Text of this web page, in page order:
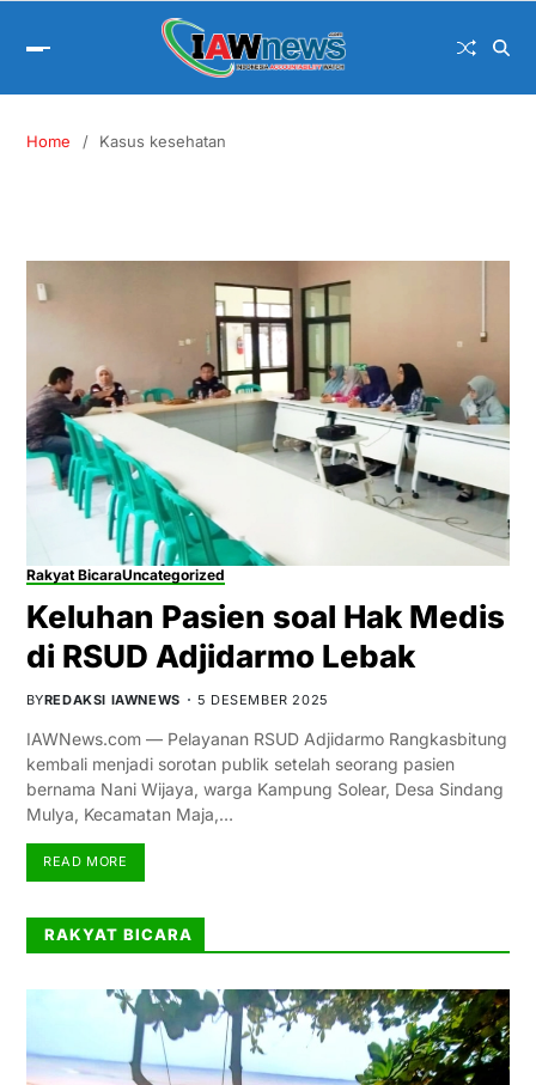
Home Kasus kesehatan
Rakyat BicaraUncategorized
Keluhan Pasien soal Hak Medis
di RSUD Adjidarmo Lebak
BYREDAKSI IAWNEWS 5 DESEMBER 2025
IAWNews.com — Pelayanan RSUD Adjidarmo Rangkasbitung
kembali menjadi sorotan publik setelah seorang pasien
bernama Nani Wijaya, warga Kampung Solear, Desa Sindang
Mulya, Kecamatan Maja,…
READ MORE
RAKYAT BICARA